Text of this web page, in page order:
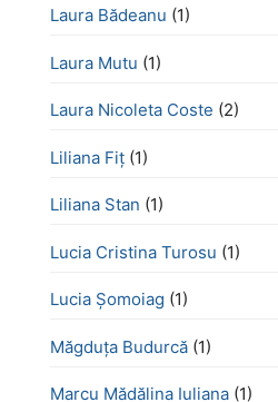
Laura Bădeanu (1)
Laura Mutu (1)
Laura Nicoleta Coste (2)
Liliana Fiț (1)
Liliana Stan (1)
Lucia Cristina Turosu (1)
Lucia Șomoiag (1)
Măgduța Budurcă (1)
Marcu Mădălina Iuliana (1)